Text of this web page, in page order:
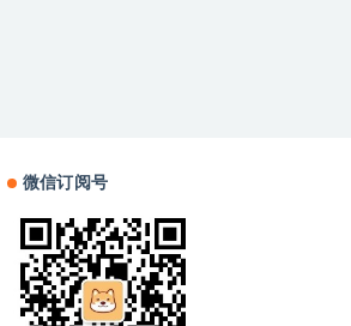
微信订阅号